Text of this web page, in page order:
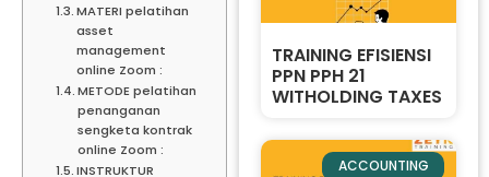
MATERI pelatihan
asset
management
online Zoom :
METODE pelatihan
penanganan
sengketa kontrak
online Zoom :
INSTRUKTUR
TRAINING EFISIENSI
PPN PPH 21
WITHOLDING TAXES
ACCOUNTING